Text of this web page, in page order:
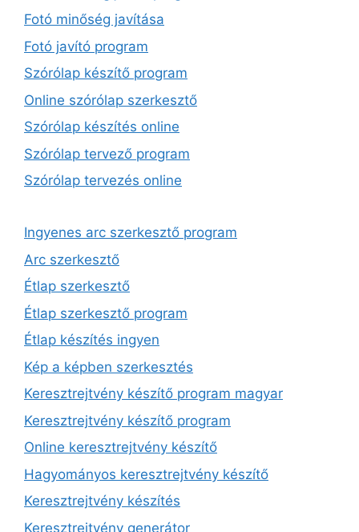
Fotó minőség javítása
Fotó javító program
Szórólap készítő program
Online szórólap szerkesztő
Szórólap készítés online
Szórólap tervező program
Szórólap tervezés online
Ingyenes arc szerkesztő program
Arc szerkesztő
Étlap szerkesztő
Étlap szerkesztő program
Étlap készítés ingyen
Kép a képben szerkesztés
Keresztrejtvény készítő program magyar
Keresztrejtvény készítő program
Online keresztrejtvény készítő
Hagyományos keresztrejtvény készítő
Keresztrejtvény készítés
Keresztrejtvény generátor